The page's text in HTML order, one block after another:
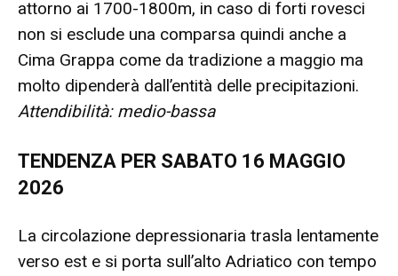
attorno ai 1700-1800m, in caso di forti rovesci
non si esclude una comparsa quindi anche a
Cima Grappa come da tradizione a maggio ma
molto dipenderà dall’entità delle precipitazioni.
Attendibilità: medio-bassa
TENDENZA PER SABATO 16 MAGGIO
2026
La circolazione depressionaria trasla lentamente
verso est e si porta sull’alto Adriatico con tempo